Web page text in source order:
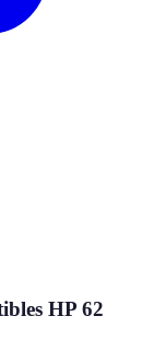
HP 62